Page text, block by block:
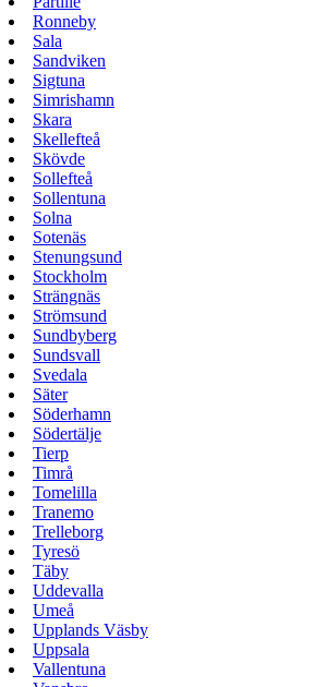
Ronneby
Sala
Sandviken
Sigtuna
Simrishamn
Skara
Skellefteå
Skövde
Sollefteå
Sollentuna
Solna
Sotenäs
Stenungsund
Stockholm
Strängnäs
Strömsund
Sundbyberg
Sundsvall
Svedala
Säter
Söderhamn
Södertälje
Tierp
Timrå
Tomelilla
Tranemo
Trelleborg
Tyresö
Täby
Uddevalla
Umeå
Upplands Väsby
Uppsala
Vallentuna